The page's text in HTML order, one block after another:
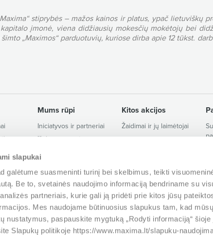
slapukai
galėtume suasmeninti turinį bei skelbimus, teikti
Be to, svetainės naudojimo informaciją bendriname su
partneriais, kurie gali ją pridėti prie kitos jūsų
Mes naudojame būtinuosius slapukus tam, kad
nustatymus, paspauskite mygtuką „Rodyti informaciją“ šioje
Slapukų politikoje https://www.maxima.lt/slapuku-
stiprybės – mažos kainos ir platus, ypač lietuviškų
įmonė, viena didžiausių mokesčių mokėtojų bei
„Maximos“ parduotuvių, kuriose dirba apie 12 tūkst.
Mums rūpi
Iniciatyvos ir partneriai
Išvien su gamta
mažiau
Tvarumo ataskaitos
Kuo vadovaujamės
„Lietuvos Maximalistai“
2026
Kitos akcijos
Žaidimai ir jų laimėtojai
20050 nemokama* informacijos linija (8–22 val.)